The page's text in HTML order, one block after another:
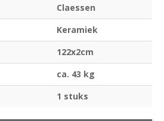
Claessen
Keramiek
122x2cm
ca. 43 kg
1 stuks